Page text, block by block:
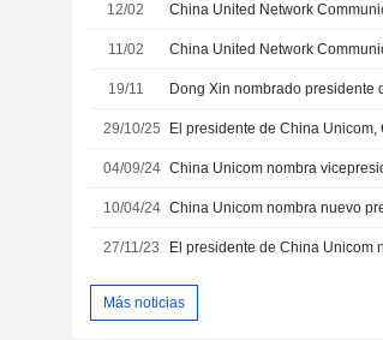
12/02 China United Network
11/02 China United Network
19/11 Dong Xin nombrado presidente
29/10/25 El presidente de China
04/09/24 China Unicom nombra
10/04/24 China Unicom nombra nuevo
27/11/23 El presidente de China Unicom
Más noticias